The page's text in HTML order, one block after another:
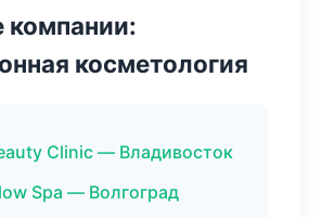
косметология
Clinic — Владивосток
Spa — Волгоград